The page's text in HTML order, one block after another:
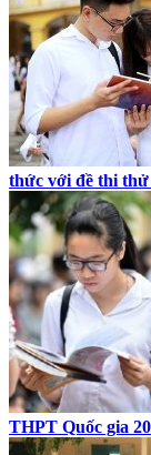
thức với đề thi thử
THPT Quốc gia